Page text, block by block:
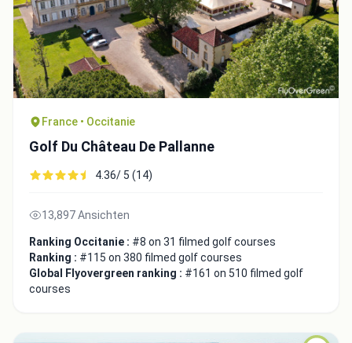
France • Occitanie
Golf Du Château De Pallanne
4.36/ 5 (14)
13,897 Ansichten
Ranking Occitanie : #8 on 31 filmed golf courses
Ranking : #115 on 380 filmed golf courses
Global Flyovergreen ranking : #161 on 510 filmed golf
courses